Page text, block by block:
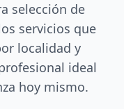
selección de
servicios que
localidad y
ideal
hoy mismo.